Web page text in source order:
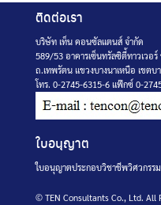
ติดต่อเรา
บริษัท เท็น คอนซัลแตนส์ จำกัด
589/53 อาคารเซ็นทรัลซิตี้ทาวเวอร์
ถ.เทพรัตน แขวงบางนาเหนือ เขตบ
โทร. 0-2745-6315-6 แฟ๊กซ์ 0-
ใบอนุญาต
ใบอนุญาตประกอบวิชาชีพวิศวกรร
© TEN Consultants Co., Ltd. All